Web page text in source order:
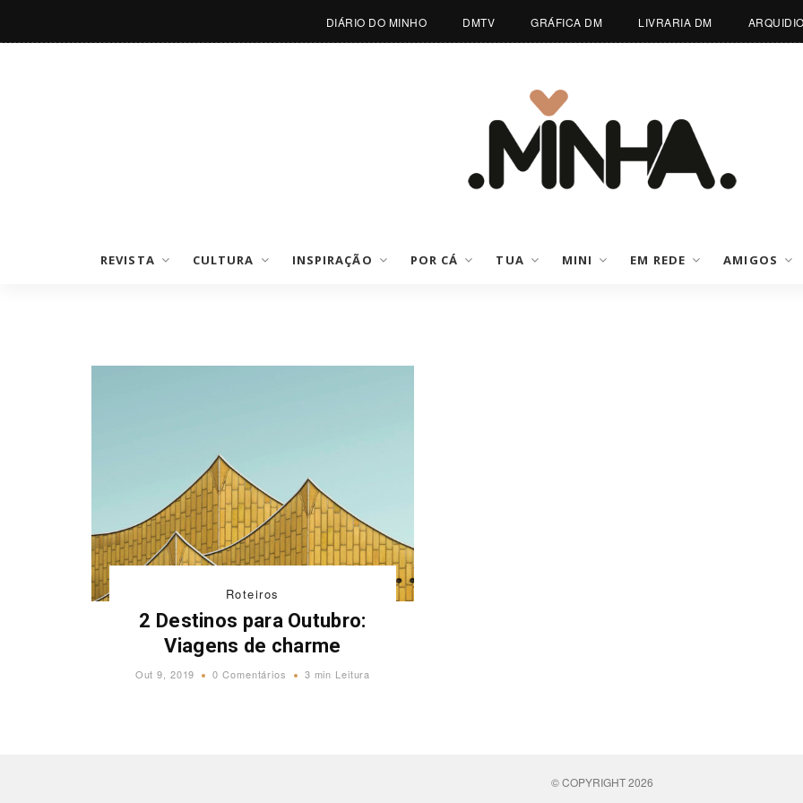
DIÁRIO DO MINHO DMTV GRÁFICA DM LIVRARIA DM
REVISTA CULTURA INSPIRAÇÃO POR CÁ TUA MINI EM REDE AMIGOS
Roteiros
2 Destinos para Outubro:
Viagens de charme
Out 9, 2019 0 Comentários 3 min Leitura
© COPYRIGHT 2026